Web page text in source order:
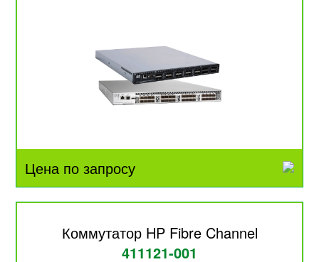
Цена по запросу
Коммутатор HP Fibre Channel
411121-001